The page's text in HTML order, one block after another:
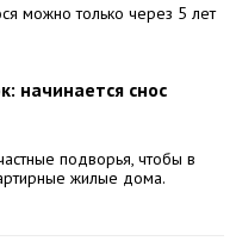
можно только через 5 лет
начинается снос
подворья, чтобы в
жилые дома.